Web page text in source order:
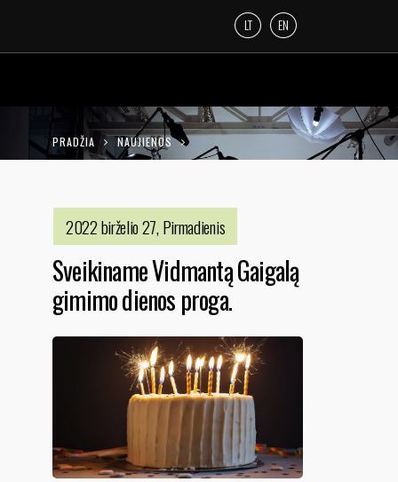
LT EN
PRADŽIA NAUJIENOS
DIENOS PROGA.
2022 birželio 27, Pirmadienis
Sveikiname Vidmantą Gaigalą
gimimo dienos proga.